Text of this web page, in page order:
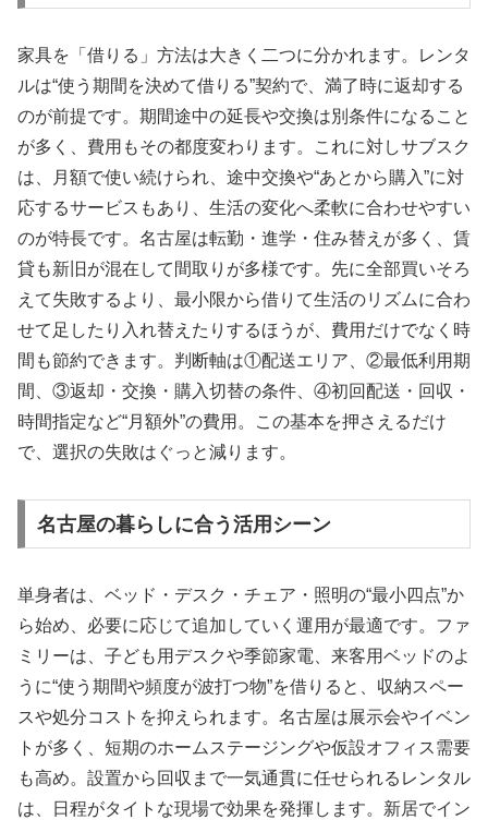
家具を「借りる」方法は大きく二つに分かれます。レンタ
ルは“使う期間を決めて借りる”契約で、満了時に返却する
のが前提です。期間途中の延長や交換は別条件になること
が多く、費用もその都度変わります。これに対しサブスク
は、月額で使い続けられ、途中交換や“あとから購入”に対
応するサービスもあり、生活の変化へ柔軟に合わせやすい
のが特長です。名古屋は転勤・進学・住み替えが多く、賃
貸も新旧が混在して間取りが多様です。先に全部買いそろ
えて失敗するより、最小限から借りて生活のリズムに合わ
せて足したり入れ替えたりするほうが、費用だけでなく時
間も節約できます。判断軸は①配送エリア、②最低利用期
間、③返却・交換・購入切替の条件、④初回配送・回収・
時間指定など“月額外”の費用。この基本を押さえるだけ
で、選択の失敗はぐっと減ります。
名古屋の暮らしに合う活用シーン
単身者は、ベッド・デスク・チェア・照明の“最小四点”か
ら始め、必要に応じて追加していく運用が最適です。ファ
ミリーは、子ども用デスクや季節家電、来客用ベッドのよ
うに“使う期間や頻度が波打つ物”を借りると、収納スペー
スや処分コストを抑えられます。名古屋は展示会やイベン
トが多く、短期のホームステージングや仮設オフィス需要
も高め。設置から回収まで一気通貫に任せられるレンタル
は、日程がタイトな現場で効果を発揮します。新居でイン